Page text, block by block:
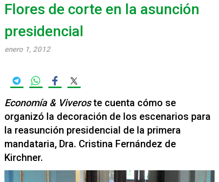
Flores de corte en la asunción
presidencial
enero 1, 2012
Economía & Viveroste cuenta cómo se
organizó la decoración de los escenarios para
la reasunción presidencial de la primera
mandataria, Dra. Cristina Fernández de
Kirchner.